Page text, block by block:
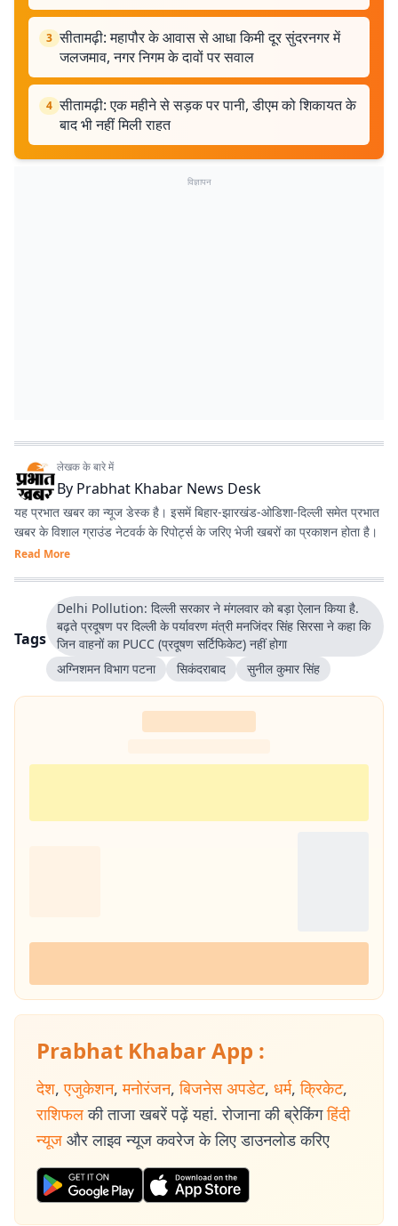
3 सीतामढ़ी: महापौर के आवास से आधा किमी दूर सुंदरनगर में
जलजमाव, नगर निगम के दावों पर सवाल
4 सीतामढ़ी: एक महीने से सड़क पर पानी, डीएम को शिकायत के
बाद भी नहीं मिली राहत
विज्ञापन
लेखक के बारे में
By Prabhat Khabar News Desk
यह प्रभात खबर का न्यूज डेस्क है। इसमें बिहार-झारखंड-ओडिशा-दिल्‍ली समेत प्रभात
खबर के विशाल ग्राउंड नेटवर्क के रिपोर्ट्स के जरिए भेजी खबरों का प्रकाशन होता है।
Read More
Tags
Delhi Pollution: दिल्ली सरकार ने मंगलवार को बड़ा ऐलान किया है.
बढ़ते प्रदूषण पर दिल्ली के पर्यावरण मंत्री मनजिंदर सिंह सिरसा ने कहा कि
जिन वाहनों का PUCC (प्रदूषण सर्टिफिकेट) नहीं होगा
अग्निशमन विभाग पटना
सिकंदराबाद सुनील कुमार सिंह
Prabhat Khabar App :
देश, एजुकेशन, मनोरंजन, बिजनेस अपडेट, धर्म, क्रिकेट,
राशिफल की ताजा खबरें पढ़ें यहां. रोजाना की ब्रेकिंग हिंदी
न्यूज और लाइव न्यूज कवरेज के लिए डाउनलोड करिए